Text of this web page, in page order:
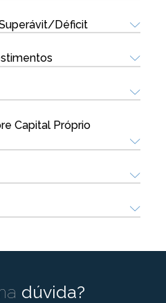
Déficit
Capital Próprio
dúvida?